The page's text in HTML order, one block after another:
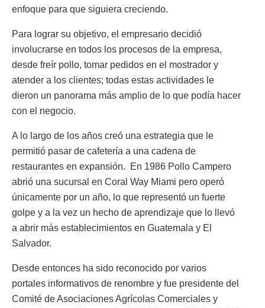
enfoque para que siguiera creciendo.
Para lograr su objetivo, el empresario decidió
involucrarse en todos los procesos de la empresa,
desde freír pollo, tomar pedidos en el mostrador y
atender a los clientes; todas estas actividades le
dieron un panorama más amplio de lo que podía hacer
con el negocio.
A lo largo de los años creó una estrategia que le
permitió pasar de cafetería a una cadena de
restaurantes en expansión. En 1986 Pollo Campero
abrió una sucursal en Coral Way Miami pero operó
únicamente por un año, lo que representó un fuerte
golpe y a la vez un hecho de aprendizaje que lo llevó
a abrir más establecimientos en Guatemala y El
Salvador.
Desde entonces ha sido reconocido por varios
portales informativos de renombre y fue presidente del
Comité de Asociaciones Agrícolas Comerciales y